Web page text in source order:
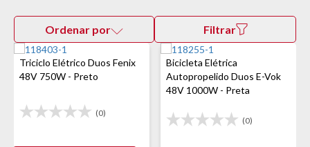
Ordenar por Filtrar
Triciclo Elétrico Duos Fenix
48V 750W - Preto
(0)
Bicicleta Elétrica
Autopropelido Duos E-Vok
48V 1000W - Preta
(0)